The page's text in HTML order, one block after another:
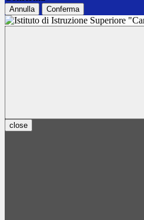
Annulla Conferma
close